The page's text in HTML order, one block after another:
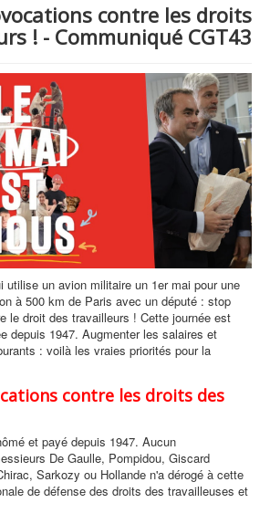
contre les droits
! - Communiqué CGT43
utilise un avion militaire un 1er mai pour une
à 500 km de Paris avec un député : stop
le droit des travailleurs ! Cette journée est
depuis 1947. Augmenter les salaires et
: voilà les vraies priorités pour la
contre les droits des
et payé depuis 1947. Aucun
De Gaulle, Pompidou, Giscard
Sarkozy ou Hollande n'a dérogé à cette
de défense des droits des travailleuses et